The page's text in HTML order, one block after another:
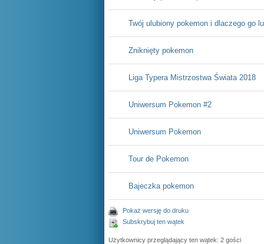
Twój ulubiony pokemon i dlaczego go
Zniknięty pokemon
Liga Typera Mistrzostwa Świata 2018
Uniwersum Pokemon #2
Uniwersum Pokemon
Tour de Pokemon
Bajeczka pokemon
Pokaż wersję do druku
Subskrybuj ten wątek
Użytkownicy przeglądający ten wątek: 2 gości